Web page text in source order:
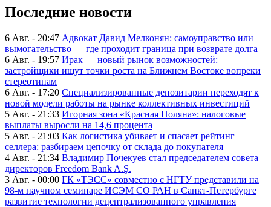
Последние новости
6 Авг. - 20:47 Адвокат Давид Мелконян: самоуправство или
вымогательство — где проходит граница при возврате долга
6 Авг. - 19:57 Ирак — новый рынок возможностей:
застройщики ищут точки роста на Ближнем Востоке вопреки
стереотипам
6 Авг. - 17:20 Специализированные депозитарии переходят к
новой модели работы на рынке коллективных инвестиций
5 Авг. - 21:33 Игорная зона «Красная Поляна»: налоговые
выплаты выросли на 14,6 процента
5 Авг. - 21:03 Как логистика убивает и спасает рейтинг
селлера: разбираем цепочку от склада до покупателя
4 Авг. - 21:34 Владимир Почекуев стал председателем совета
директоров Freedom Bank A.Ş.
3 Авг. - 00:00 ГК «ТЭСС» совместно с НГТУ представили на
98-м научном семинаре ИСЭМ СО РАН в Санкт-Петербурге
развитие технологии децентрализованного управления